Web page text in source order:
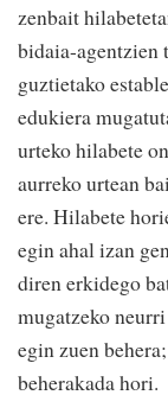
zenbait
bidaia-agentzien
guztietako
edukiera
urteko hilabete
aurreko urtean
ere. Hilabete
egin ahal izan
diren erkidego
mugatzeko
egin zuen
beherakada hori.